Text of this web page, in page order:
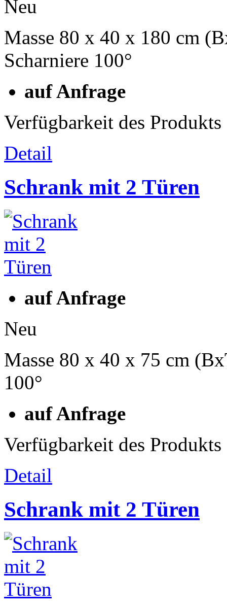
Neu
Masse 80 x 40 x 180 cm
Scharniere 100°
auf Anfrage
Verfügbarkeit des Produkts
Detail
Schrank mit 2 Türen
auf Anfrage
Neu
Masse 80 x 40 x 75 cm
100°
auf Anfrage
Verfügbarkeit des Produkts
Detail
Schrank mit 2 Türen